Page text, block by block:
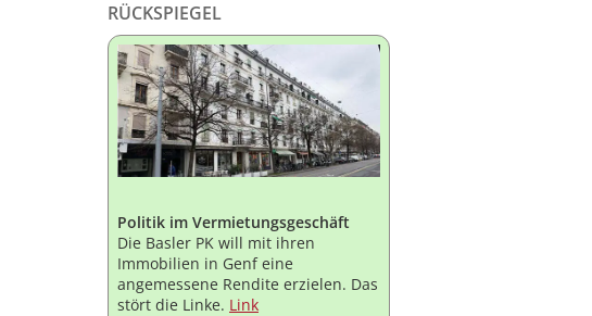
RÜCKSPIEGEL
Politik im Vermietungsgeschäft
Die Basler PK will mit ihren
Immobilien in Genf eine
angemessene Rendite erzielen. Das
stört die Linke. Link